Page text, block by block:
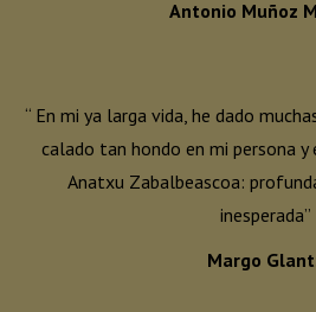
Antonio Muñoz
“ En mi ya larga vida, he dado
calado tan hondo en mi persona y
Anatxu Zabalbeascoa:
inesperada”
Margo